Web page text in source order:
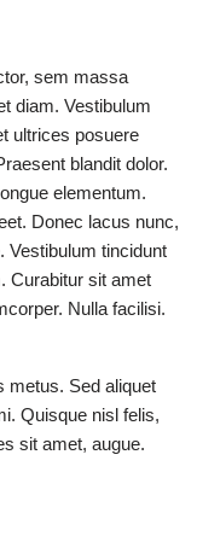
sem massa
diam. Vestibulum
ultrices posuere
blandit dolor.
elementum.
Donec lacus nunc,
Vestibulum tincidunt
Curabitur sit amet
Nulla facilisi.
metus. Sed aliquet
Quisque nisl felis,
sit amet, augue.